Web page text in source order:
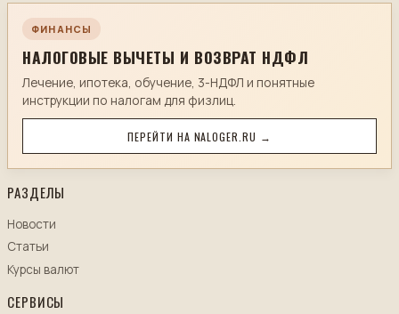
ФИНАНСЫ
НАЛОГОВЫЕ ВЫЧЕТЫ И ВОЗВРАТ НДФЛ
Лечение, ипотека, обучение, 3-НДФЛ и понятные
инструкции по налогам для физлиц.
ПЕРЕЙТИ НА NALOGER.RU →
РАЗДЕЛЫ
Новости
Статьи
Курсы валют
СЕРВИСЫ